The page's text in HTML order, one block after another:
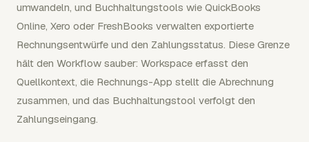
umwandeln, und Buchhaltungstools wie QuickBooks
Online, Xero oder FreshBooks verwalten exportierte
Rechnungsentwürfe und den Zahlungsstatus. Diese Grenze
hält den Workflow sauber: Workspace erfasst den
Quellkontext, die Rechnungs-App stellt die Abrechnung
zusammen, und das Buchhaltungstool verfolgt den
Zahlungseingang.